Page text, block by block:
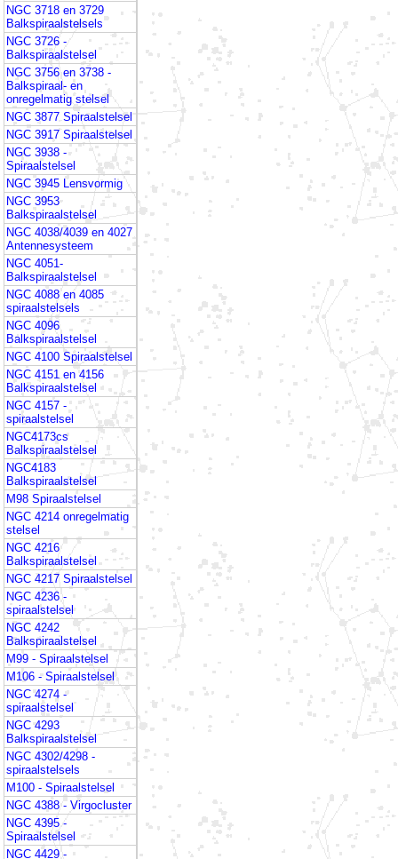
NGC 3718 en 3729
Balkspiraalstelsels
NGC 3726 -
Balkspiraalstelsel
NGC 3756 en 3738 -
Balkspiraal- en
onregelmatig stelsel
NGC 3877 Spiraalstelsel
NGC 3917 Spiraalstelsel
NGC 3938 -
Spiraalstelsel
NGC 3945 Lensvormig
NGC 3953
Balkspiraalstelsel
NGC 4038/4039 en 4027
Antennesysteem
NGC 4051-
Balkspiraalstelsel
NGC 4088 en 4085
spiraalstelsels
NGC 4096
Balkspiraalstelsel
NGC 4100 Spiraalstelsel
NGC 4151 en 4156
Balkspiraalstelsel
NGC 4157 -
spiraalstelsel
NGC4173cs
Balkspiraalstelsel
NGC4183
Balkspiraalstelsel
M98 Spiraalstelsel
NGC 4214 onregelmatig
stelsel
NGC 4216
Balkspiraalstelsel
NGC 4217 Spiraalstelsel
NGC 4236 -
spiraalstelsel
NGC 4242
Balkspiraalstelsel
M99 - Spiraalstelsel
M106 - Spiraalstelsel
NGC 4274 -
spiraalstelsel
NGC 4293
Balkspiraalstelsel
NGC 4302/4298 -
spiraalstelsels
M100 - Spiraalstelsel
NGC 4388 - Virgocluster
NGC 4395 -
Spiraalstelsel
NGC 4429 -